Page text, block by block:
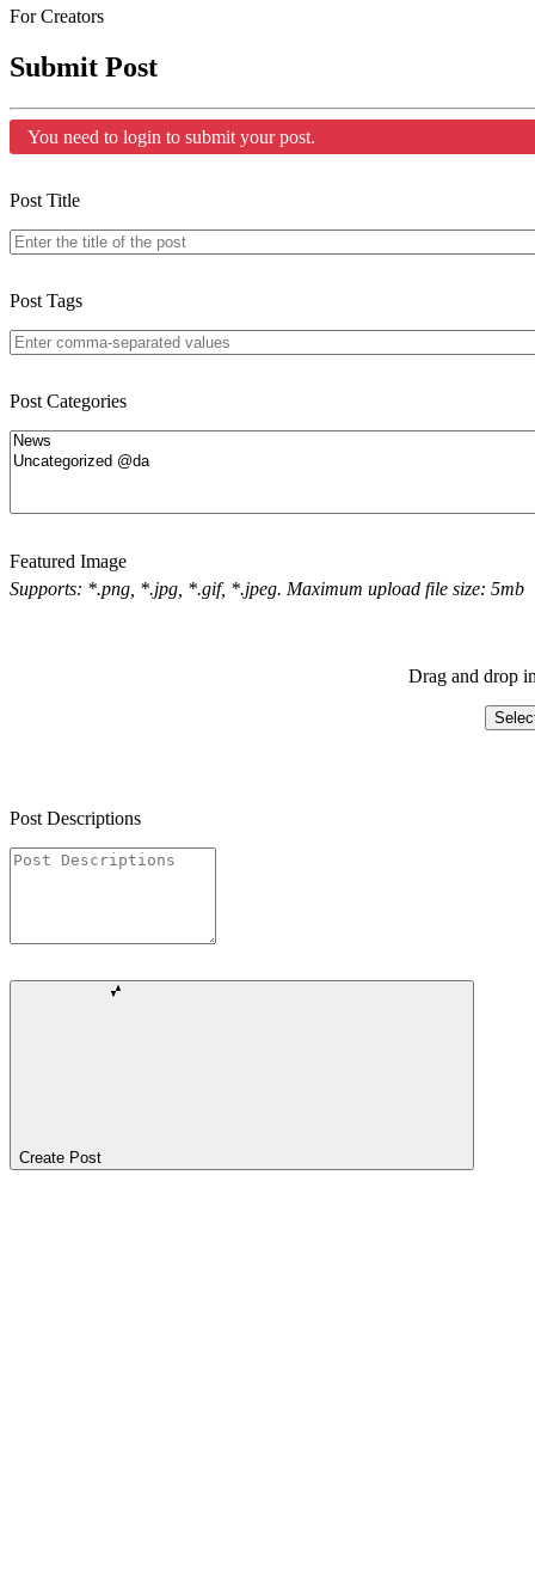
For Creators
Submit Post
You need to login to submit your post.
Post Title
Post Tags
Post Categories
Featured Image
Supports: *.png, *.jpg, *.gif, *.jpeg. Maximum upload file size: 5mb
Drag and drop
Post Descriptions
Create Post